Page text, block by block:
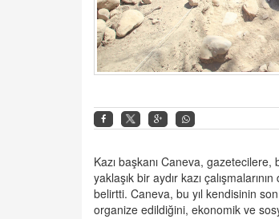
Kazı başkanı Caneva,
yaklaşık bir aydır kazı
belirtti. Caneva, bu yıl kendisinin
organize edildiğini, ekonomik ve